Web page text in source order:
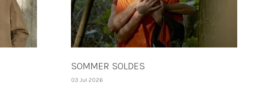
SOMMER SOLDES
03 Jul 2026